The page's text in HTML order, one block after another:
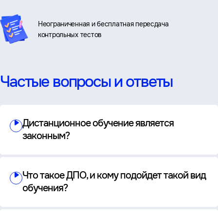
Неограниченная и бесплатная пересдача
контрольных тестов
Частые вопросы и ответы
Дистанционное обучение является
законным?
Что такое ДПО, и кому подойдет такой вид
обучения?